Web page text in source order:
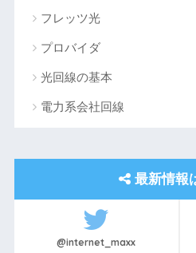
フレッツ光
プロバイダ
光回線の基本
電力系会社回線
最新情報
@internet_maxx